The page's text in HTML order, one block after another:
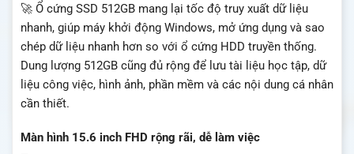
🚀 Ổ cứng SSD 512GB mang lại tốc độ truy xuất dữ liệu
nhanh, giúp máy khởi động Windows, mở ứng dụng và sao
chép dữ liệu nhanh hơn so với ổ cứng HDD truyền thống.
Dung lượng 512GB cũng đủ rộng để lưu tài liệu học tập, dữ
liệu công việc, hình ảnh, phần mềm và các nội dung cá nhân
cần thiết.
Màn hình 15.6 inch FHD rộng rãi, dễ làm việc